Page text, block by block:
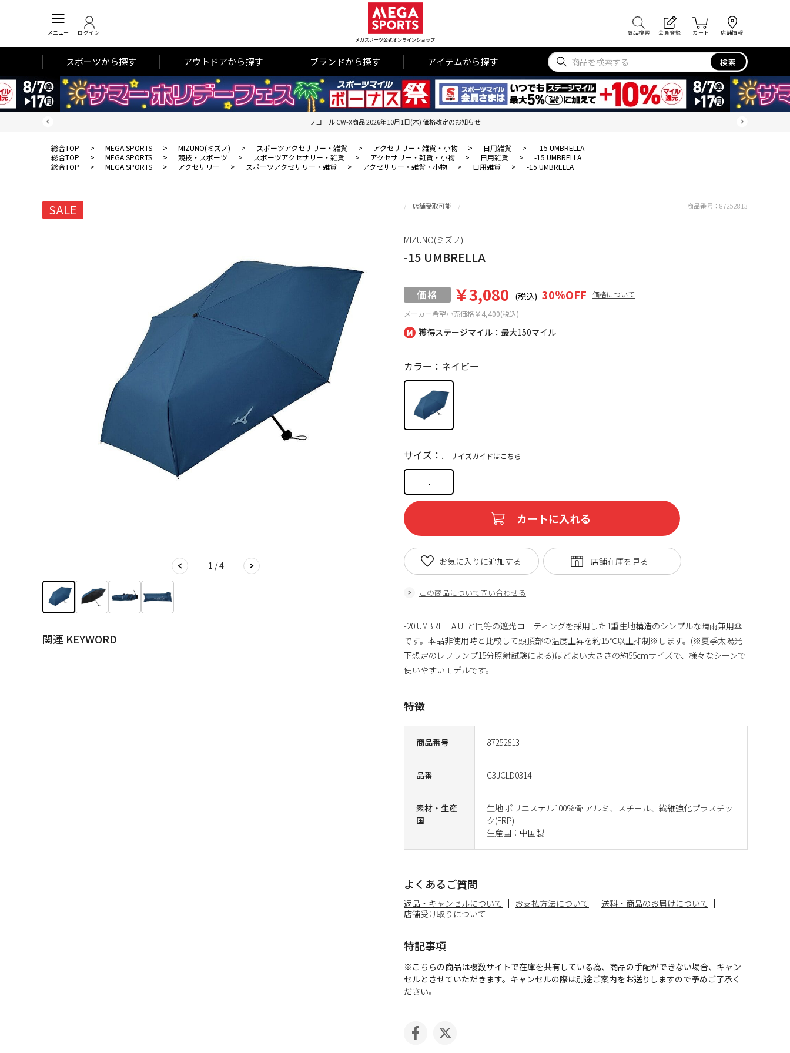
メニュー ログイン
メガスポーツ公式オンラインショップ
商品検索 会員登録 カート 店舗情報
スポーツから探す アウトドアから探す ブランドから探す アイテムから探す 検索
ワコール CW-X商品 2026年10月1日(木) 価格改定のお知らせ
総合TOP > MEGA SPORTS > MIZUNO(ミズノ) > スポーツアクセサリー・雑貨 > アクセサリー・雑貨・小物 > 日用雑貨 >
-15 UMBRELLA
総合TOP
> MEGA SPORTS > 競技・スポーツ > スポーツアクセサリー・雑貨 > アクセサリー・雑貨・小物 > 日用雑貨 >
-15 UMBRELLA
総合TOP
> MEGA SPORTS > アクセサリー > スポーツアクセサリー・雑貨 > アクセサリー・雑貨・小物 > 日用雑貨 > -15 UMBRELLA
SALE
1 / 4
関連 KEYWORD
獲得ステージマイル：最大150マイル
店舗受取可能
-15 UMBRELLA
メーカー希望小売価格￥4,400(税込)
￥3,080 (税込) 30％OFF 価格について
商品番号 87252813
品番 C3JCLD0314
素材・生産
国
生地:ポリエステル100%骨:アルミ、スチール、繊維強化プラスチッ
ク(FRP)
生産国：中国製
カラー：ネイビー
.
サイズ：. サイズガイドはこちら
カートに入れる
この商品について問い合わせる
お気に入りに追加する
商品番号： 87252813
MIZUNO(ミズノ)
-20 UMBRELLA ULと同等の遮光コーティングを採用した1重生地構造のシンプルな晴雨兼用傘
です。本品非使用時と比較して頭頂部の温度上昇を約15℃以上抑制※します。(※夏季太陽光
下想定のレフランプ15分照射試験による)ほどよい大きさの約55cmサイズで、様々なシーンで
使いやすいモデルです。
特徴
よくあるご質問
返品・キャンセルについて お支払方法について
送料・商品のお届けについて
店舗受け取りについて
特記事項
※こちらの商品は複数サイトで在庫を共有している為、商品の手配ができない場合、キャン
セルとさせていただきます。キャンセルの際は別途ご案内をお送りしますので予めご了承く
ださい。